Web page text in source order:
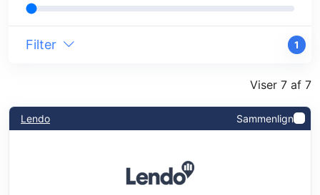
Filter 1
Viser 7 af 7
Lendo Sammenlign